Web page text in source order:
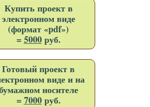
Купить проект в
электронном виде
(формат «pdf»)
=5000руб.
Готовый проект в
виде и на
носителе
=7000руб.